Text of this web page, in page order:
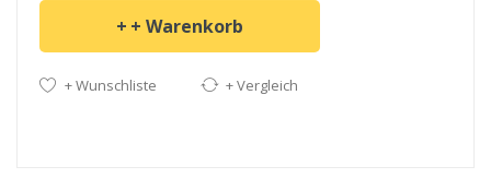
+ Warenkorb
+ Wunschliste + Vergleich